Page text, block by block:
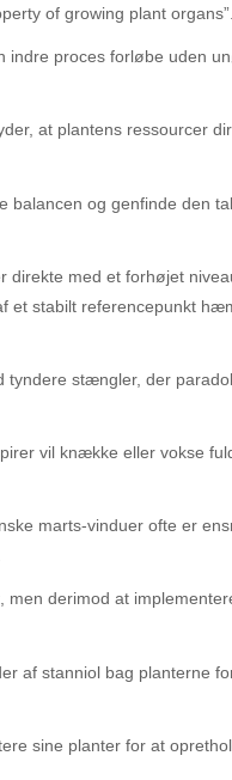
of growing plant organs”.
indre proces forløbe uden
at plantens ressourcer
balancen og genfinde den
direkte med et forhøjet
et stabilt referencepunkt
tyndere stængler, der
vil knække eller vokse
marts-vinduer ofte er
derimod at
af stanniol bag planterne
sine planter for at